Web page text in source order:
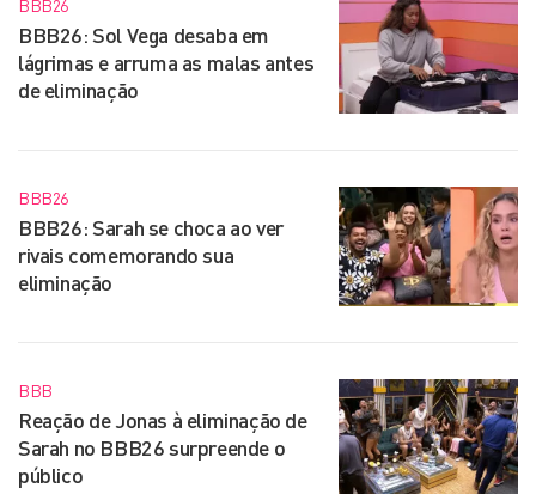
BBB26
BBB26: Sol Vega desaba em
lágrimas e arruma as malas antes
de eliminação
BBB26
BBB26: Sarah se choca ao ver
rivais comemorando sua
eliminação
BBB
Reação de Jonas à eliminação de
Sarah no BBB26 surpreende o
público